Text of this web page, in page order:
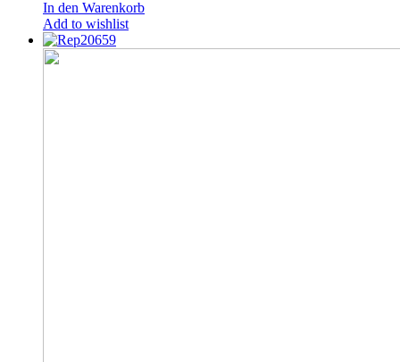
In den Warenkorb
Add to wishlist